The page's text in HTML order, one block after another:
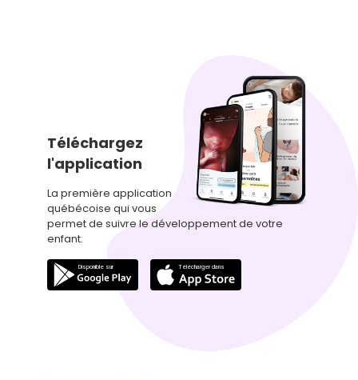
Téléchargez
l'application
La première application
québécoise qui vous
permet de suivre le développement de votre
enfant.